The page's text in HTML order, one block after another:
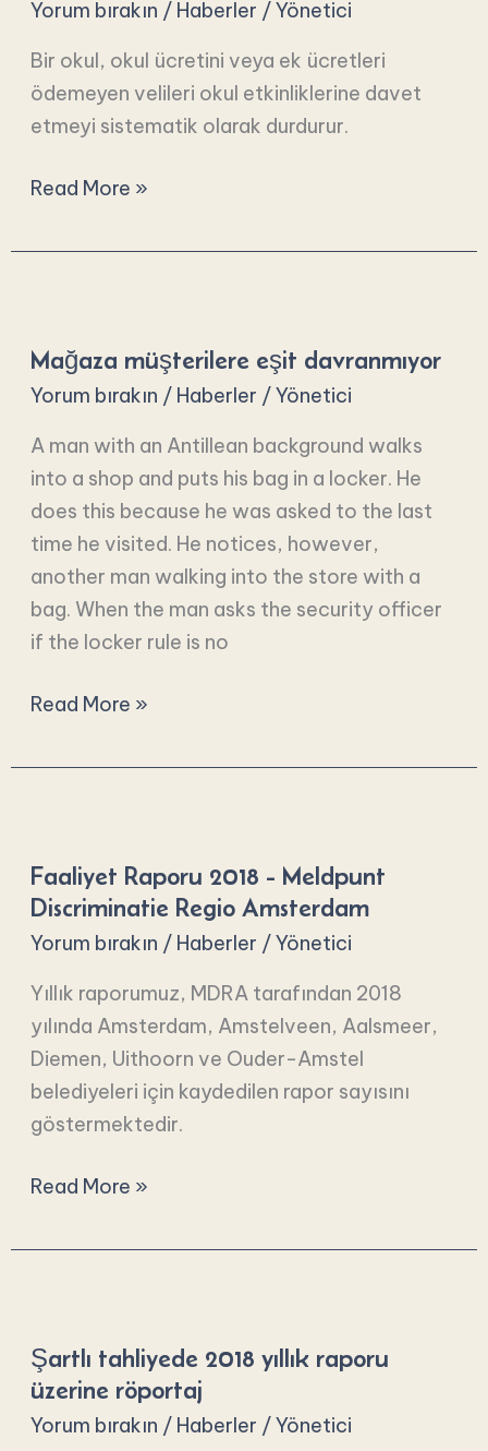
Yorum bırakın / Haberler /Yönetici
Bir okul, okul ücretini veya ek ücretleri
ödemeyen velileri okul etkinliklerine davet
etmeyi sistematik olarak durdurur.
Read More »
Mağaza müşterilere eşit davranmıyor
Yorum bırakın / Haberler /Yönetici
A man with an Antillean background walks
into a shop and puts his bag in a locker. He
does this because he was asked to the last
time he visited. He notices, however,
another man walking into the store with a
bag. When the man asks the security officer
if the locker rule is no
eşit
davranmıyor
Read More »
Faaliyet Raporu 2018 - Meldpunt
Discriminatie Regio Amsterdam
Yorum bırakın / Haberler /Yönetici
Yıllık raporumuz, MDRA tarafından 2018
yılında Amsterdam, Amstelveen, Aalsmeer,
Diemen, Uithoorn ve Ouder-Amstel
belediyeleri için kaydedilen rapor sayısını
göstermektedir.
2018
-
Meldpunt
Amsterdam
Read More »
Şartlı tahliyede 2018 yıllık raporu
üzerine röportaj
Yorum bırakın / Haberler /Yönetici
2018
yıllık
raporu